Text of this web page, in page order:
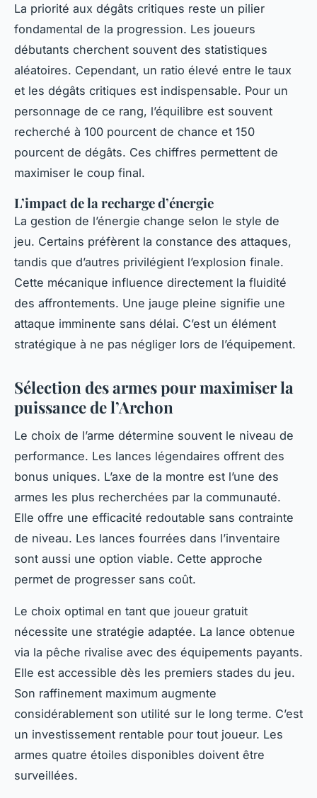
La priorité aux dégâts critiques reste un pilier
fondamental de la progression. Les joueurs
débutants cherchent souvent des statistiques
aléatoires. Cependant, un ratio élevé entre le taux
et les dégâts critiques est indispensable. Pour un
personnage de ce rang, l’équilibre est souvent
recherché à 100 pourcent de chance et 150
pourcent de dégâts. Ces chiffres permettent de
maximiser le coup final.
L’impact de la recharge d’énergie
La gestion de l’énergie change selon le style de
jeu. Certains préfèrent la constance des attaques,
tandis que d’autres privilégient l’explosion finale.
Cette mécanique influence directement la fluidité
des affrontements. Une jauge pleine signifie une
attaque imminente sans délai. C’est un élément
stratégique à ne pas négliger lors de l’équipement.
Sélection des armes pour maximiser la
puissance de l’Archon
Le choix de l’arme détermine souvent le niveau de
performance. Les lances légendaires offrent des
bonus uniques. L’axe de la montre est l’une des
armes les plus recherchées par la communauté.
Elle offre une efficacité redoutable sans contrainte
de niveau. Les lances fourrées dans l’inventaire
sont aussi une option viable. Cette approche
permet de progresser sans coût.
Le choix optimal en tant que joueur gratuit
nécessite une stratégie adaptée. La lance obtenue
via la pêche rivalise avec des équipements payants.
Elle est accessible dès les premiers stades du jeu.
Son raffinement maximum augmente
considérablement son utilité sur le long terme. C’est
un investissement rentable pour tout joueur. Les
armes quatre étoiles disponibles doivent être
surveillées.